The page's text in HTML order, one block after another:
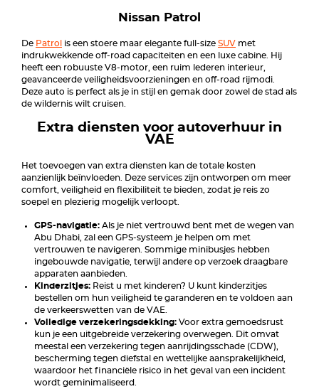
Nissan Patrol
De Patrol is een stoere maar elegante full-size SUV met
indrukwekkende off-road capaciteiten en een luxe cabine. Hij
heeft een robuuste V8-motor, een ruim lederen interieur,
geavanceerde veiligheidsvoorzieningen en off-road rijmodi.
Deze auto is perfect als je in stijl en gemak door zowel de stad als
de wildernis wilt cruisen.
Extra diensten voor autoverhuur in
VAE
Het toevoegen van extra diensten kan de totale kosten
aanzienlijk beïnvloeden. Deze services zijn ontworpen om meer
comfort, veiligheid en flexibiliteit te bieden, zodat je reis zo
soepel en plezierig mogelijk verloopt.
GPS-navigatie: Als je niet vertrouwd bent met de wegen van
Abu Dhabi, zal een GPS-systeem je helpen om met
vertrouwen te navigeren. Sommige minibusjes hebben
ingebouwde navigatie, terwijl andere op verzoek draagbare
apparaten aanbieden.
Kinderzitjes: Reist u met kinderen? U kunt kinderzitjes
bestellen om hun veiligheid te garanderen en te voldoen aan
de verkeerswetten van de VAE.
Volledige verzekeringsdekking: Voor extra gemoedsrust
kun je een uitgebreide verzekering overwegen. Dit omvat
meestal een verzekering tegen aanrijdingsschade (CDW),
bescherming tegen diefstal en wettelijke aansprakelijkheid,
waardoor het financiële risico in het geval van een incident
wordt geminimaliseerd.